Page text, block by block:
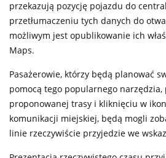
przekazują pozycję pojazdu do
przetłumaczeniu tych danych do
możliwym jest opublikowanie ich
Maps.
Pasażerowie, którzy będą planować
pomocą tego popularnego narzędzia,
proponowanej trasy i kliknięciu w
komunikacji miejskiej, będą mogli
linie rzeczywiście przyjedzie we